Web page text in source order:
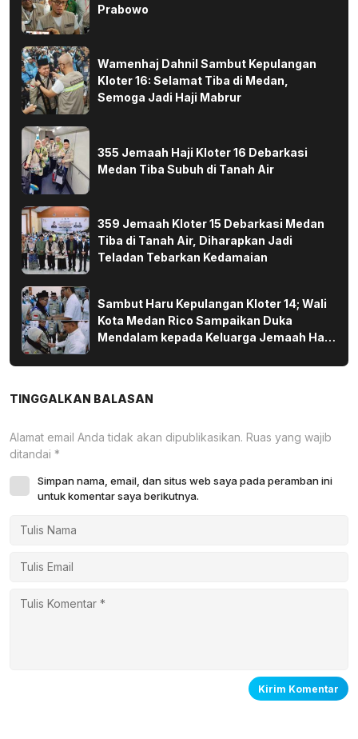
Prabowo
Wamenhaj Dahnil Sambut Kepulangan
Kloter 16: Selamat Tiba di Medan,
Semoga Jadi Haji Mabrur
355 Jemaah Haji Kloter 16 Debarkasi
Medan Tiba Subuh di Tanah Air
359 Jemaah Kloter 15 Debarkasi Medan
Tiba di Tanah Air, Diharapkan Jadi
Teladan Tebarkan Kedamaian
Sambut Haru Kepulangan Kloter 14; Wali
Kota Medan Rico Sampaikan Duka
Mendalam kepada Keluarga Jemaah Haji
TINGGALKAN BALASAN
Alamat email Anda tidak akan dipublikasikan. Ruas yang wajib
ditandai *
Simpan nama, email, dan situs web saya pada peramban ini
untuk komentar saya berikutnya.